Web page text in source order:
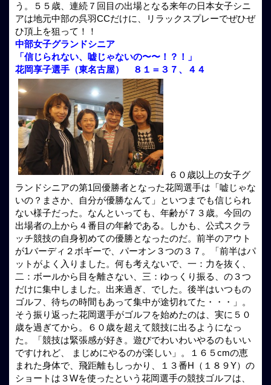
う。５５歳、連続７回目の出場となる来年の日本女子シニ
アは地元中部の呉羽CCだけに、リラックスプレーでぜひぜ
ひ頂上を狙って！！
中部女子グランドシニア
「信じられない、嘘じゃないの〜〜！？！」
花岡享子選手（東名古屋） ８１＝３７、４４
６０歳以上の女子グ
ランドシニアの第1回優勝者となった花岡選手は「嘘じゃな
いの？まさか、自分が優勝なんて」といつまでも信じられ
ない様子だった。なんといっても、年齢が７３歳。今回の
出場者の上から４番目の年齢である。しかも、公式スクラ
ッチ競技の自身初めての優勝となったのだ。前半のアウト
が1バーディ２ボギーで、パーオン３つの３７。「前半はパ
ットがよく入りました。何も考えないで、一：力を抜く、
二：ボールから目を離さない、三：ゆっくり振る、の３つ
だけに集中しました。出来過ぎ、でした。後半はいつもの
ゴルフ、待ちの時間もあって集中が途切れてた・・・」。
そう振り返った花岡選手がゴルフを始めたのは、実に５０
歳を過ぎてから。６０歳を超えて競技に出るようになっ
た。「競技は緊張感が好き。遊びでわいわいやるのもいい
ですけれど、 まじめにやるのが楽しい」。１６５cmの恵
まれた身体で、飛距離もしっかり、１３番H（１８９Y）の
ショートは３Wを使ったという花岡選手の競技ゴルフは、